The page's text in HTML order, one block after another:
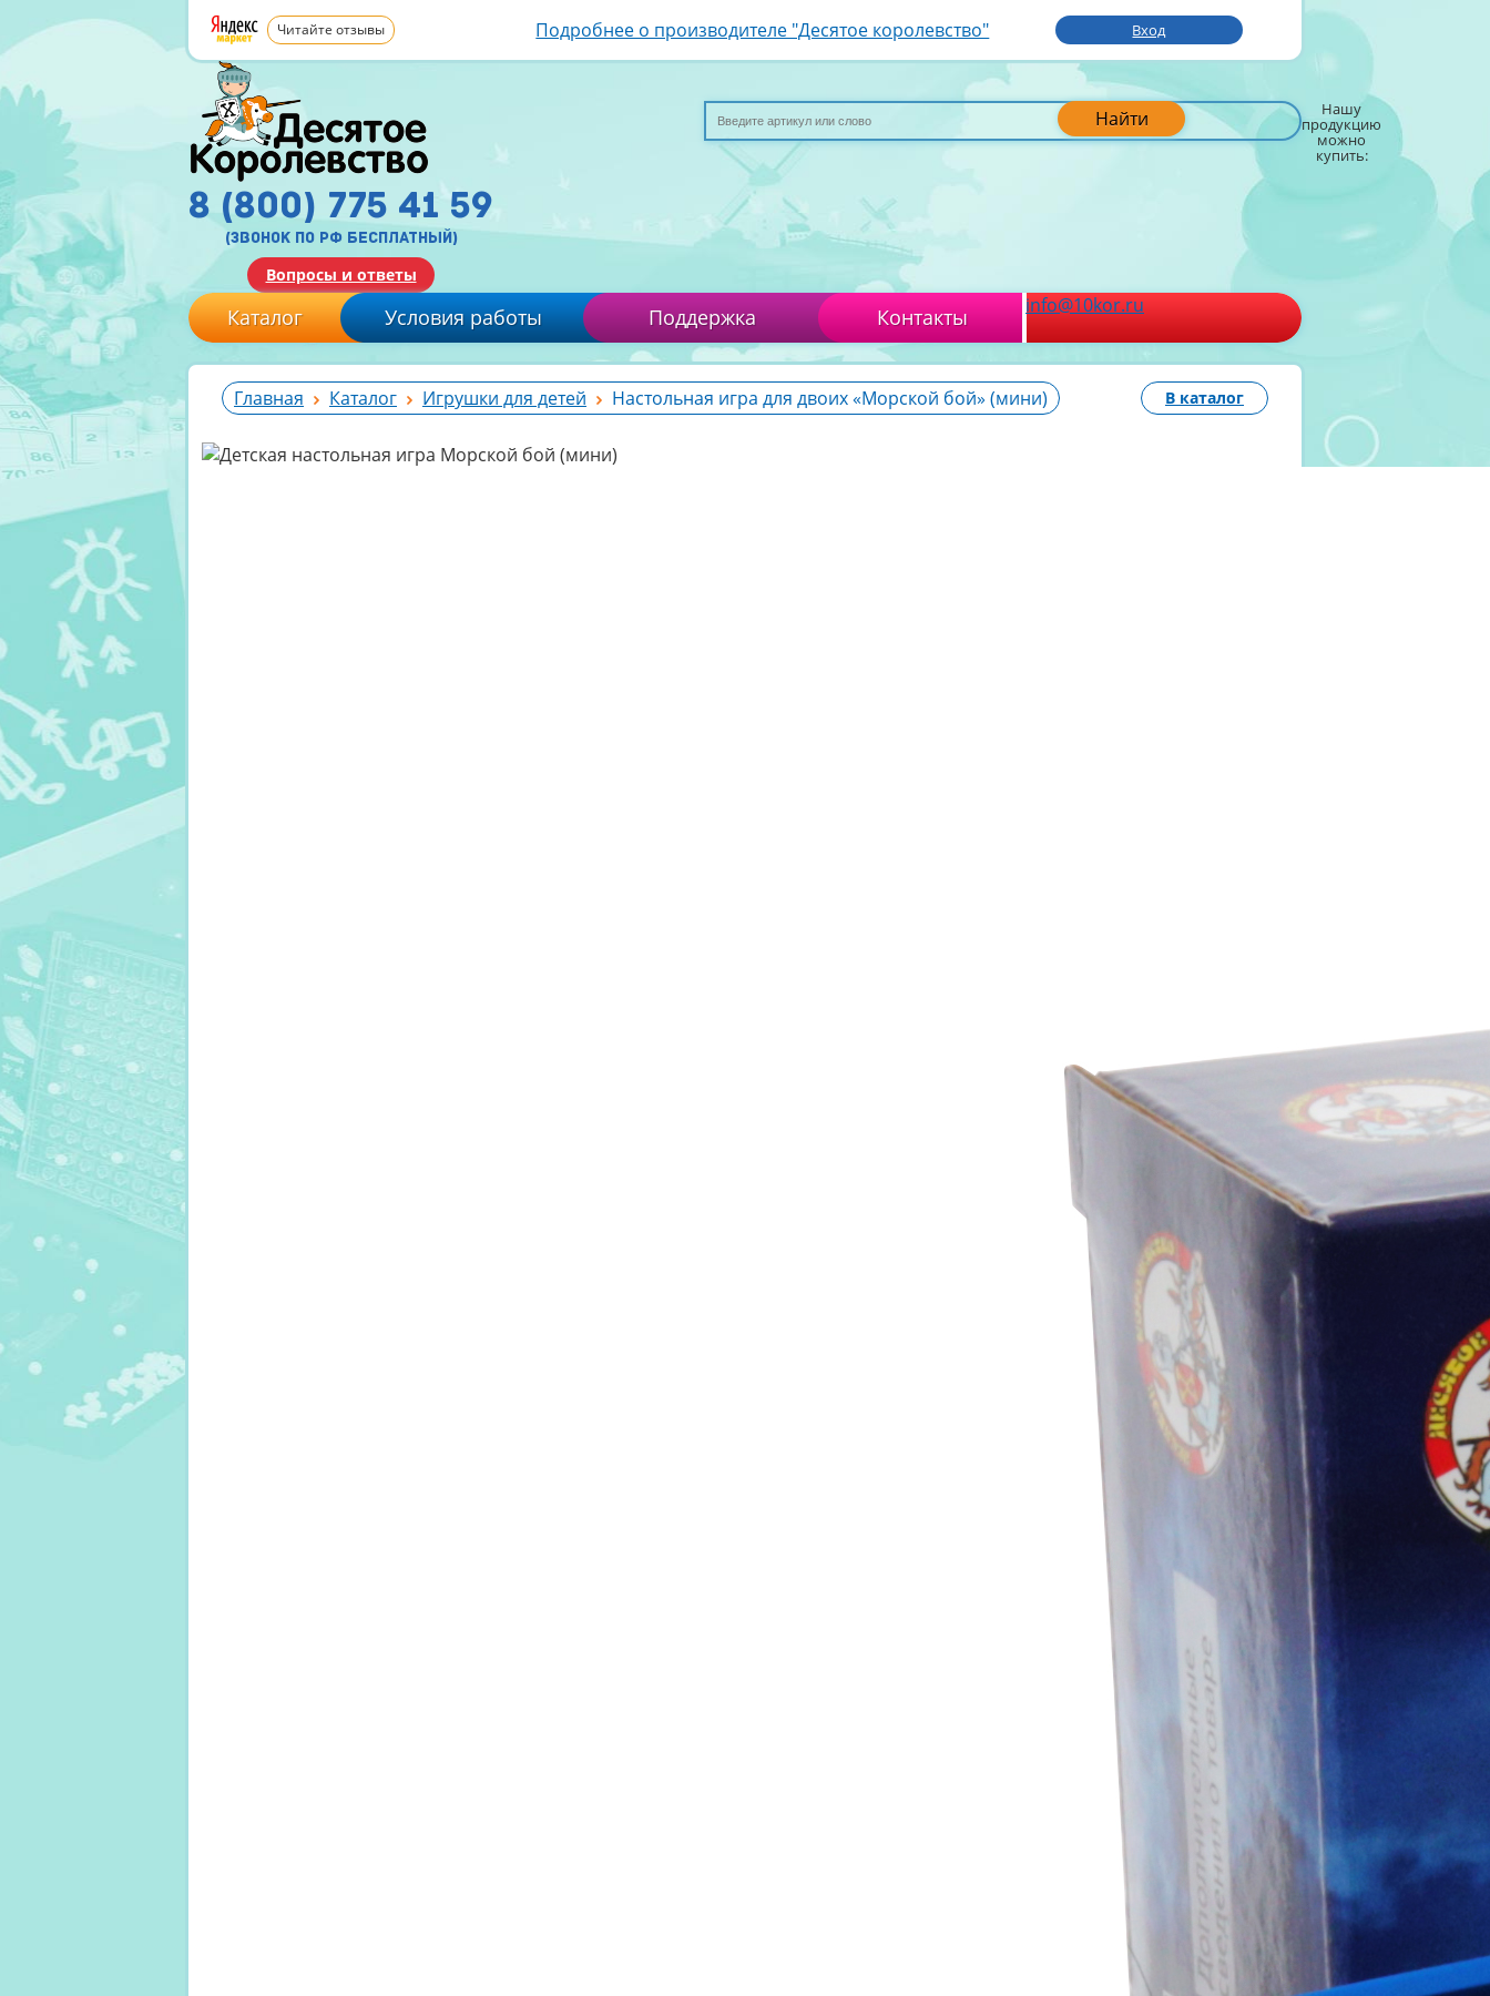
Читайте отзывы Подробнее о производителе "Десятое королевство" Вход
Найти Нашу
продукцию
можно
купить:
8 (800) 775 41 59
(звонок по рф бесплатный)
Вопросы и ответы
Каталог Условия работы Поддержка Контакты info@10kor.ru
Главная Каталог Игрушки для детей Настольная игра для двоих «Морской бой» (мини) В каталог